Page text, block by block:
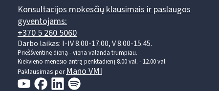
Konsultacijos mokesčių klausimais ir paslaugos
gyventojams:
+370 5 260 5060
Darbo laikas: I-IV 8.00-17.00, V 8.00-15.45.
Prieššventinę dieną - viena valanda trumpiau.
Kiekvieno mėnesio antrą penktadienį 8.00 val. - 12.00 val.
Paklausimas perMano VMI